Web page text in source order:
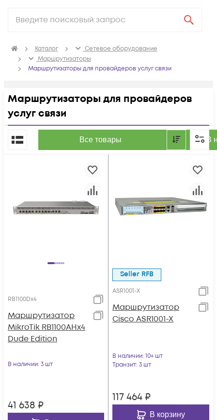
Каталог
Сетевое оборудование
Маршрутизаторы
Маршрутизаторы для провайдеров услуг связи
Маршрутизаторы для провайдеров
услуг связи
Все товары В
По популярности
RB1100Dx4
Маршрутизатор
MikroTik RB1100AHx4
Dude Edition
В наличии: 3 шт
41 638 ₽
Seller RFB
ASR1001-Х
Маршрутизатор
Cisco ASR1001-X
В наличии: 10+ шт
Транзит: 3 шт
117 464 ₽
В корзину